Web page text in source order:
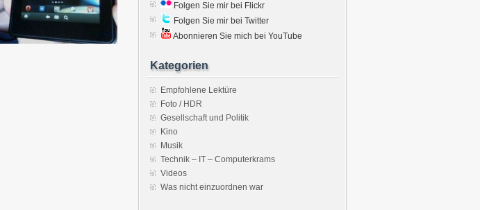
Folgen Sie mir bei Flickr
Folgen Sie mir bei Twitter
Abonnieren Sie mich bei YouTube
Kategorien
Empfohlene Lektüre
Foto / HDR
Gesellschaft und Politik
Kino
Musik
Technik – IT – Computerkrams
Videos
Was nicht einzuordnen war